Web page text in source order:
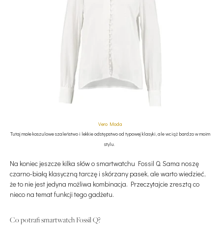
Vero Moda
Tutaj małe koszulowe szaleństwo i lekkie odstępstwo od typowej klasyki, ale wciąż bardzo w moim
stylu.
Na koniec jeszcze kilka słów o smartwatchu Fossil Q. Sama noszę
czarno-białą klasyczną tarczę i skórzany pasek, ale warto wiedzieć,
że to nie jest jedyna możliwa kombinacja. Przeczytajcie zresztą co
nieco na temat funkcji tego gadżetu.
Co potrafi smartwatch Fossil Q?